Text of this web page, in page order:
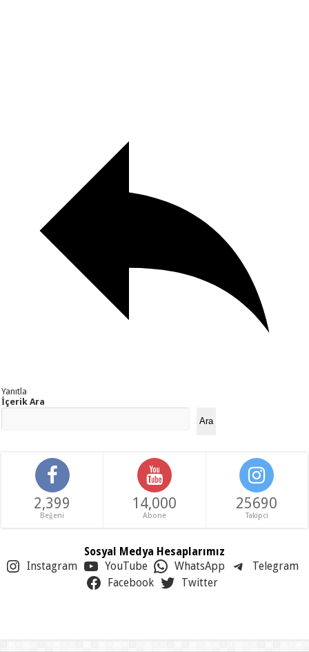
Yanıtla
İçerik Ara
Ara
2,399
Beğeni
14,000
Abone
25690
Takipci
Sosyal Medya Hesaplarımız
Instagram YouTube WhatsApp
Telegram
Facebook
Twitter